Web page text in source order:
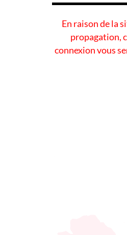
En raison de la
propagation,
connexion vous